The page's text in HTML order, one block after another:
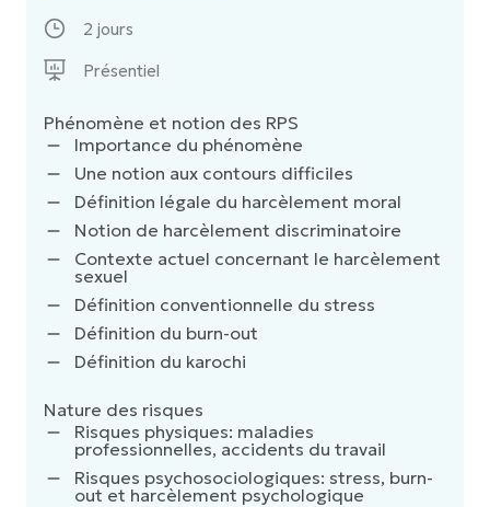
Phénomène et notion des RPS
Importance du phénomène
Une notion aux contours difficiles
Définition légale du harcèlement moral
Notion de harcèlement discriminatoire
Contexte actuel concernant le harcèlement
sexuel
Définition conventionnelle du stress
Définition du burn-out
Définition du karochi
Nature des risques
Risques physiques: maladies
professionnelles, accidents du travail
Risques psychosociologiques: stress, burn-
out et harcèlement psychologique
2 jours
Présentiel